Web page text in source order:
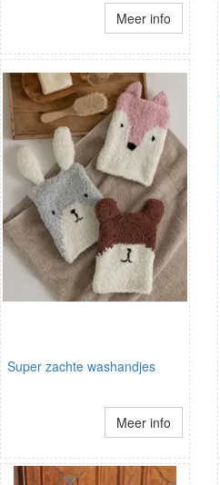
Meer info
Super zachte washandjes
Meer info